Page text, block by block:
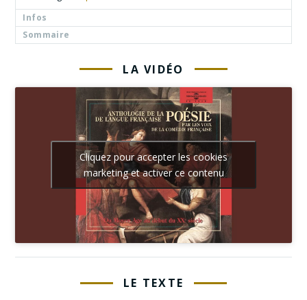
Infos
Sommaire
LA VIDÉO
Cliquez pour accepter les cookies
marketing et activer ce contenu
LE TEXTE